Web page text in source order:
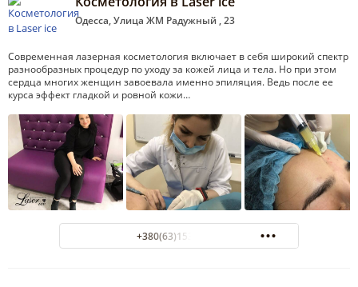
Одесса, Улица ЖМ Радужный , 23
Современная лазерная косметология включает в себя широкий спектр
разнообразных процедур по уходу за кожей лица и тела. Но при этом
сердца многих женщин завоевала именно эпиляция. Ведь после ее
курса эффект гладкой и ровной кожи…
+380(63)153-59-96